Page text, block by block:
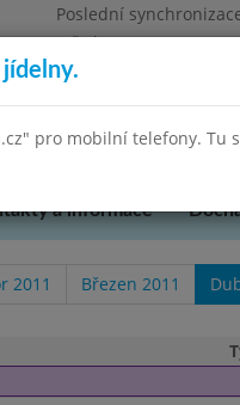
Poslední
Středa 29.7.2026 9:58
Omezení objednávek
3, K Lučinám 18/
a informace
2011 Březen 2011
pro mobilní telefony.